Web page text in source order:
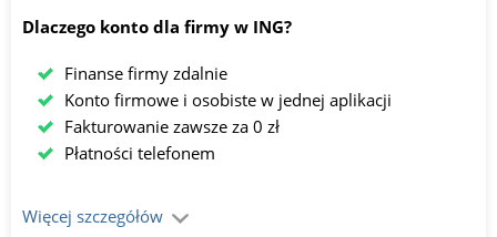
Dlaczego konto dla firmy w ING?
Finanse firmy zdalnie
Konto firmowe i osobiste w jednej aplikacji
Fakturowanie zawsze za 0 zł
Płatności telefonem
Więcej szczegółów